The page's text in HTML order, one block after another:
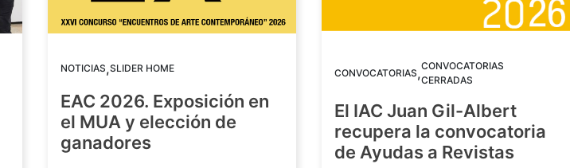
NOTICIAS,SLIDER HOME
EAC 2026. Exposición en
el MUA y elección de
ganadores
CONVOCATORIAS,CONVOCATORIAS
CERRADAS
El IAC Juan Gil-Albert
recupera la convocatoria
de Ayudas a Revistas